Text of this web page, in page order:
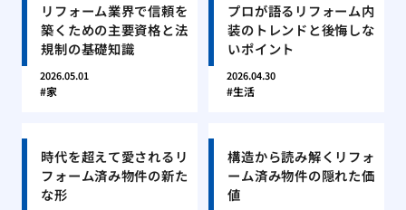
リフォーム業界で信頼を
築くための主要資格と法
規制の基礎知識
2026.05.01
家
プロが語るリフォーム内
装のトレンドと後悔しな
いポイント
2026.04.30
生活
時代を超えて愛されるリ
フォーム済み物件の新た
な形
構造から読み解くリフォ
ーム済み物件の隠れた価
値